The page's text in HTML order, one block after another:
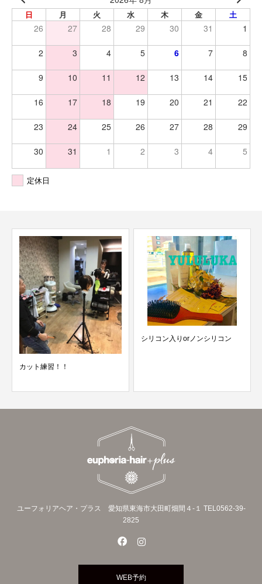
日 月 火 水 木 金 土
26 27 28 29 30 31 1
2 3 4 5 6 7 8
9 10 11 12 13 14 15
16 17 18 19 20 21 22
23 24 25 26 27 28 29
30 31 1 2 3 4 5
定休日
カット練習！！
シリコン入りorノンシリコン
ユーフォリアヘア・プラス 愛知県東海市大田町畑間４‐１ TEL0562-39-
2825
WEB予約